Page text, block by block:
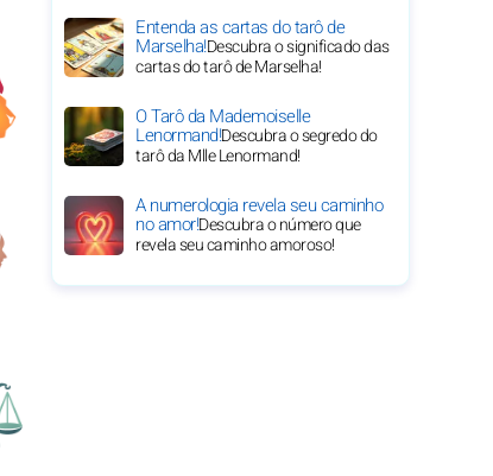
Entenda as cartas do tarô de
Marselha!Descubra o significado das
cartas do tarô de Marselha!
O Tarô da Mademoiselle
Lenormand!Descubra o segredo do
tarô da Mlle Lenormand!
A numerologia revela seu caminho
no amor!Descubra o número que
revela seu caminho amoroso!